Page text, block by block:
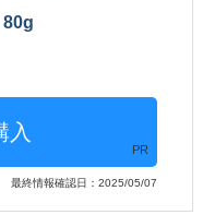
80g
PR
最終情報確認日：2025/05/07